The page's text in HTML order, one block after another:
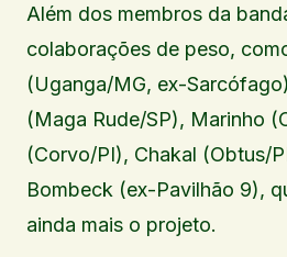
Além dos membros da
colaborações de peso,
(Uganga/MG, ex-
(Maga Rude/SP), Marinho
(Corvo/PI), Chakal (Obtus/
Bombeck (ex-Pavilhão 9),
ainda mais o projeto.